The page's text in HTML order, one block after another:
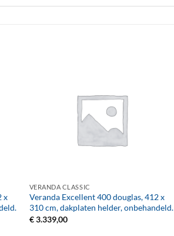
x
VERANDA CLASSIC
Veranda Excellent 400 douglas, 412 x
310 cm, dakplaten helder, onbehandeld.
€3.339,00